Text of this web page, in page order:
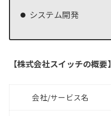
システム開発
【株式会社スイッチの概要】
会社/サービス名